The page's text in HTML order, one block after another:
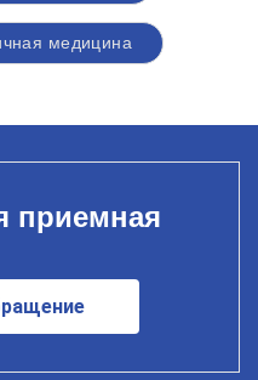
медицина
приемная